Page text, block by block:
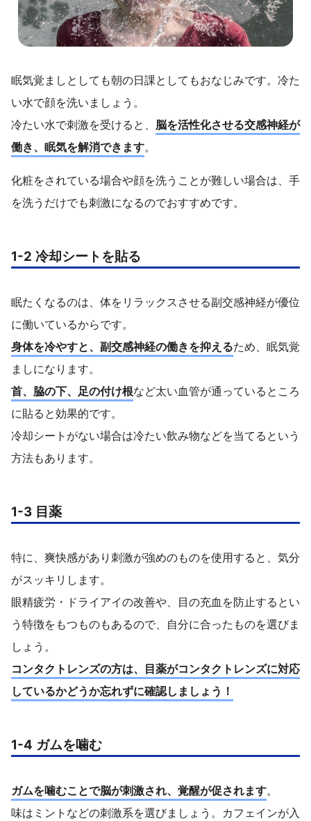
眠気覚ましとしても朝の日課としてもおなじみです。冷た
い水で顔を洗いましょう。
冷たい水で刺激を受けると、 脳を活性化させる交感神経が
働き、眠気を解消できます。
化粧をされている場合や顔を洗うことが難しい場合は、手
を洗うだけでも刺激になるのでおすすめです。
1-2 冷却シートを貼る
眠たくなるのは、体をリラックスさせる副交感神経が優位
に働いているからです。
身体を冷やすと、副交感神経の働きを抑えるため、眠気覚
ましになります。
首、脇の下、足の付け根など太い血管が通っているところ
に貼ると効果的です。
冷却シートがない場合は冷たい飲み物などを当てるという
方法もあります。
1-3 目薬
特に、爽快感があり刺激が強めのものを使用すると、気分
がスッキリします。
眼精疲労・ドライアイの改善や、目の充血を防止するとい
う特徴をもつものもあるので、自分に合ったものを選びま
しょう。
コンタクトレンズの方は、目薬がコンタクトレンズに対応
しているかどうか忘れずに確認しましょう！
1-4 ガムを噛む
ガムを噛むことで脳が刺激され、覚醒が促されます。
味はミントなどの刺激系を選びましょう。カフェインが入